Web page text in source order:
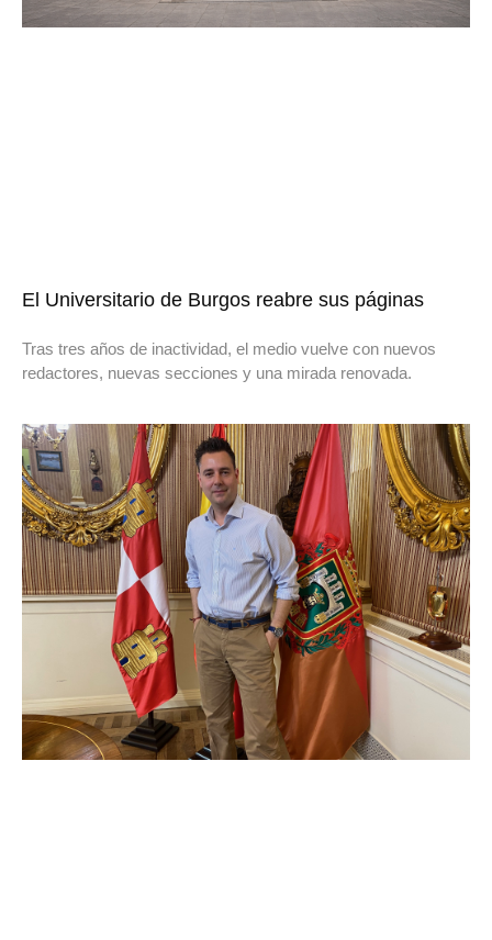
El Universitario de Burgos reabre sus páginas
Tras tres años de inactividad, el medio vuelve con nuevos
redactores, nuevas secciones y una mirada renovada.